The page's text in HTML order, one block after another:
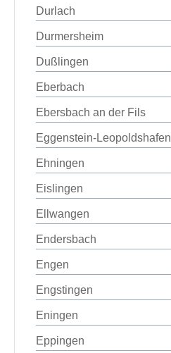
Durlach
Durmersheim
Dußlingen
Eberbach
Ebersbach an der Fils
Eggenstein-Leopoldshafen
Ehningen
Eislingen
Ellwangen
Endersbach
Engen
Engstingen
Eningen
Eppingen